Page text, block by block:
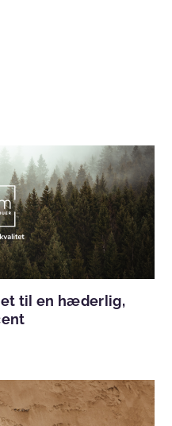
til en hæderlig,